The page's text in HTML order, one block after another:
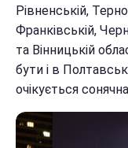
Рівненській,
Франківській,
та Вінницькій
бути і в
очікується